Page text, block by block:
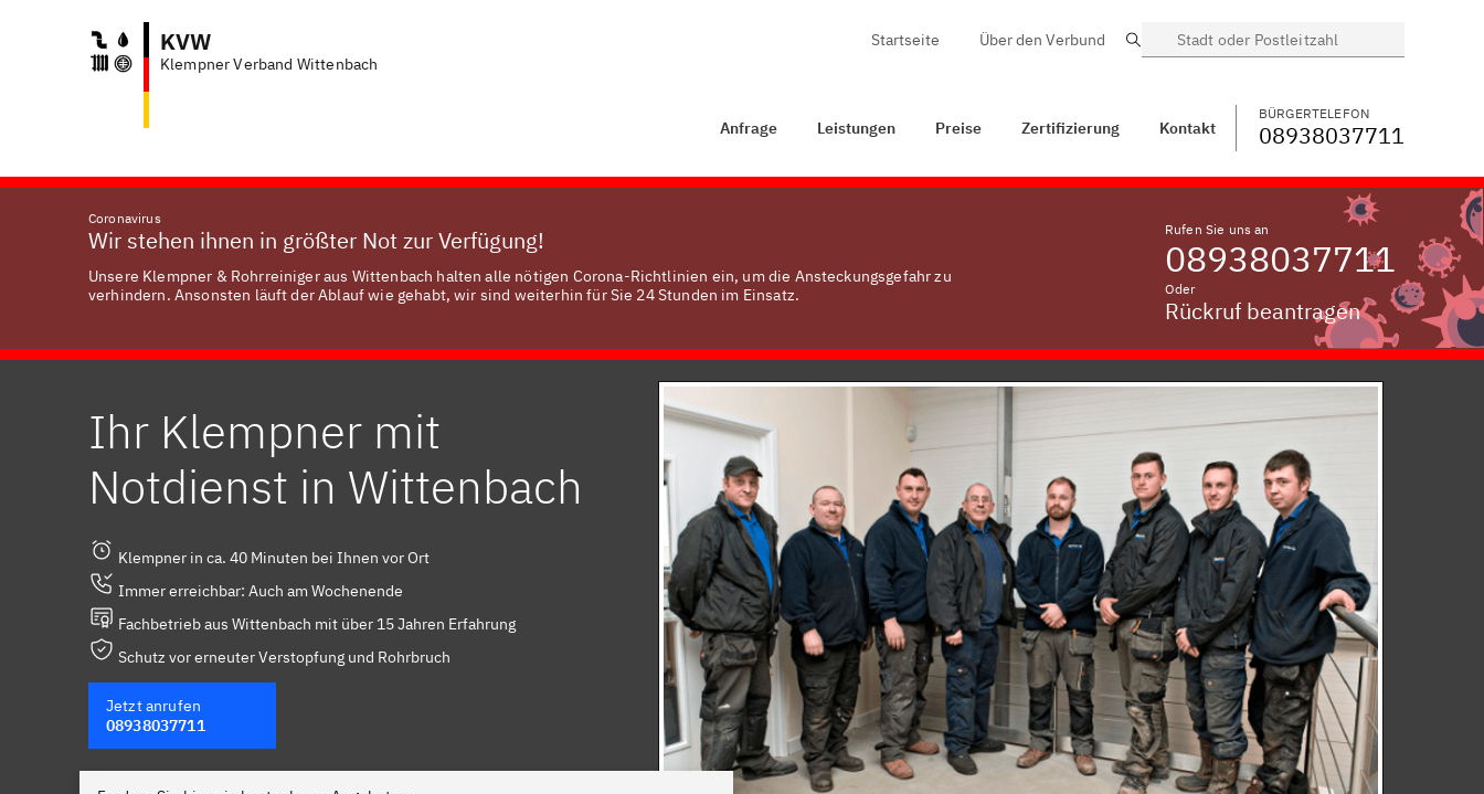
KVW
Klempner Verband Wittenbach
BÜRGERTELEFON WECHSELN
Startseite Über den Verbund Suche
Anfrage Leistungen Preise Zertifizierung Kontakt
BÜRGERTELEFON
08938037711
Coronavirus
Wir stehen ihnen in größter Not zur Verfügung!
Unsere Klempner & Rohrreiniger aus Wittenbach halten alle nötigen Corona-Richtlinien ein, um die Ansteckungsgefahr zu
verhindern. Ansonsten läuft der Ablauf wie gehabt, wir sind weiterhin für Sie 24 Stunden im Einsatz.
Rufen Sie uns an
08938037711
Oder
Rückruf beantragen
Ihr Klempner mit
Notdienst in Wittenbach
Klempner in ca. 40 Minuten bei Ihnen vor Ort
Immer erreichbar: Auch am Wochenende
Fachbetrieb aus Wittenbach mit über 15 Jahren Erfahrung
Schutz vor erneuter Verstopfung und Rohrbruch
Jetzt anrufen
08938037711